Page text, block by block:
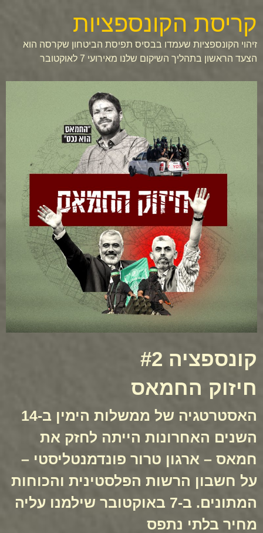
קריסת הקונספציות
זיהוי הקונספציות שעמדו בבסיס תפיסת הביטחון שקרסה הוא
הצעד הראשון בתהליך השיקום שלנו מאירועי 7 לאוקטובר
קונספציה #2
חיזוק החמאס
האסטרטגיה של ממשלות הימין ב-14
השנים האחרונות הייתה לחזק את
חמאס – ארגון טרור פונדמנטליסטי –
על חשבון הרשות הפלסטינית והכוחות
המתונים. ב-7 באוקטובר שילמנו עליה
מחיר בלתי נתפס